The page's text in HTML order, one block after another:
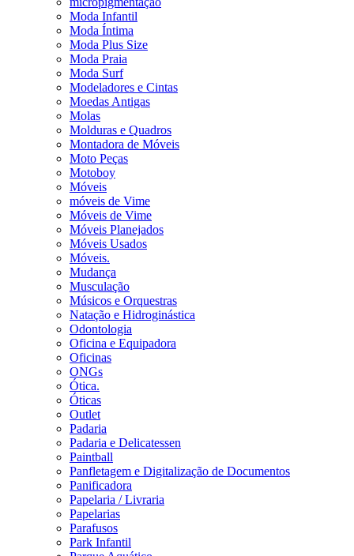
Moda Infantil
Moda Íntima
Moda Plus Size
Moda Praia
Moda Surf
Modeladores e Cintas
Moedas Antigas
Molas
Molduras e Quadros
Montadora de Móveis
Moto Peças
Motoboy
Móveis
móveis de Vime
Móveis de Vime
Móveis Planejados
Móveis Usados
Móveis.
Mudança
Musculação
Músicos e Orquestras
Natação e Hidroginástica
Odontologia
Oficina e Equipadora
Oficinas
ONGs
Ótica.
Óticas
Outlet
Padaria
Padaria e Delicatessen
Paintball
Panfletagem e Digitalização de Documentos
Panificadora
Papelaria / Livraria
Papelarias
Parafusos
Park Infantil